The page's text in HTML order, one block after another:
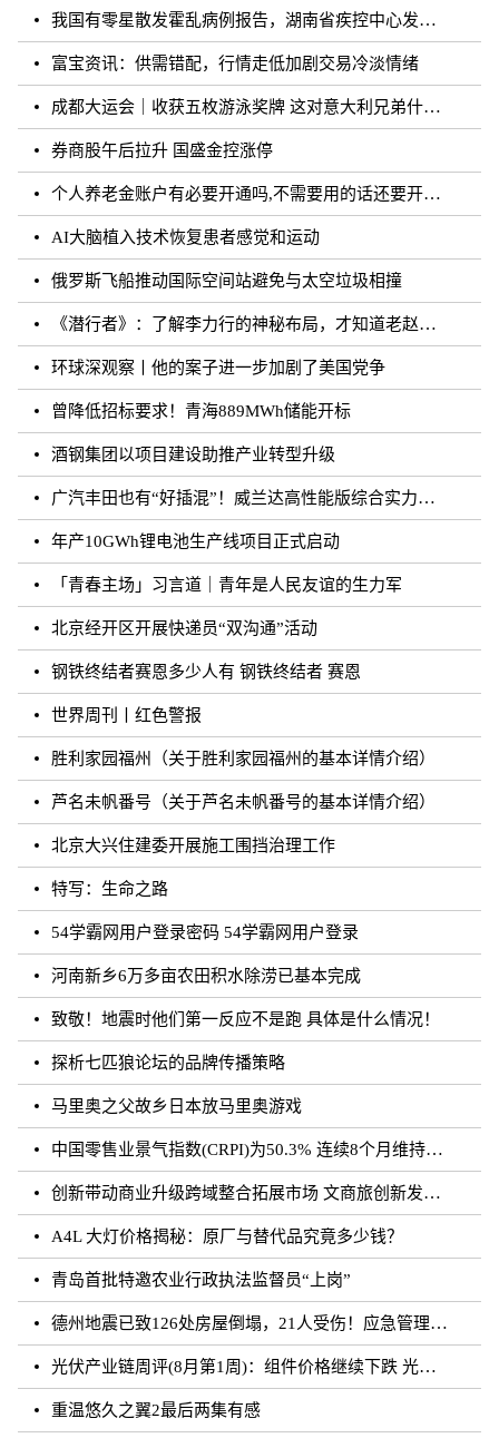
我国有零星散发霍乱病例报告，湖南省疾控中心发布相关健康提醒
富宝资讯：供需错配，行情走低加剧交易冷淡情绪
成都大运会｜收获五枚游泳奖牌 这对意大利兄弟什么来头？
券商股午后拉升 国盛金控涨停
个人养老金账户有必要开通吗,不需要用的话还要开通吗？
AI大脑植入技术恢复患者感觉和运动
俄罗斯飞船推动国际空间站避免与太空垃圾相撞
《潜行者》：了解李力行的神秘布局，才知道老赵的真实面目！
环球深观察丨他的案子进一步加剧了美国党争
曾降低招标要求！青海889MWh储能开标
酒钢集团以项目建设助推产业转型升级
广汽丰田也有“好插混”！威兰达高性能版综合实力强劲
年产10GWh锂电池生产线项目正式启动
「青春主场」习言道｜青年是人民友谊的生力军
北京经开区开展快递员“双沟通”活动
钢铁终结者赛恩多少人有 钢铁终结者 赛恩
世界周刊丨红色警报
胜利家园福州（关于胜利家园福州的基本详情介绍）
芦名未帆番号（关于芦名未帆番号的基本详情介绍）
北京大兴住建委开展施工围挡治理工作
特写：生命之路
54学霸网用户登录密码 54学霸网用户登录
河南新乡6万多亩农田积水除涝已基本完成
致敬！地震时他们第一反应不是跑 具体是什么情况！
探析七匹狼论坛的品牌传播策略
马里奥之父故乡日本放马里奥游戏
中国零售业景气指数(CRPI)为50.3% 连续8个月维持在扩张区间
创新带动商业升级跨域整合拓展市场 文商旅创新发展论坛举办
A4L 大灯价格揭秘：原厂与替代品究竟多少钱？
青岛首批特邀农业行政执法监督员“上岗”
德州地震已致126处房屋倒塌，21人受伤！应急管理部派出工作组赶赴山东
光伏产业链周评(8月第1周)：组件价格继续下跌 光伏胶膜价格探涨
重温悠久之翼2最后两集有感